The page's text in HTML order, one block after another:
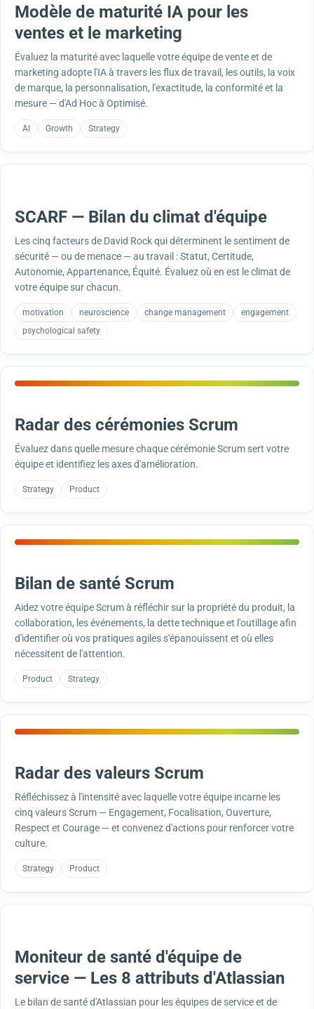
Modèle de maturité IA pour les
ventes et le marketing
Évaluez la maturité avec laquelle votre équipe de vente et de
marketing adopte l'IA à travers les flux de travail, les outils, la voix
de marque, la personnalisation, l'exactitude, la conformité et la
mesure — d'Ad Hoc à Optimisé.
AI Growth Strategy
SCARF — Bilan du climat d'équipe
Les cinq facteurs de David Rock qui déterminent le sentiment de
sécurité — ou de menace — au travail : Statut, Certitude,
Autonomie, Appartenance, Équité. Évaluez où en est le climat de
votre équipe sur chacun.
motivation neuroscience change management
engagement
psychological safety
Radar des cérémonies Scrum
Évaluez dans quelle mesure chaque cérémonie Scrum sert votre
équipe et identifiez les axes d'amélioration.
Strategy Product
Bilan de santé Scrum
Aidez votre équipe Scrum à réfléchir sur la propriété du produit, la
collaboration, les événements, la dette technique et l'outillage afin
d'identifier où vos pratiques agiles s'épanouissent et où elles
nécessitent de l'attention.
Product Strategy
Radar des valeurs Scrum
Réfléchissez à l'intensité avec laquelle votre équipe incarne les
cinq valeurs Scrum — Engagement, Focalisation, Ouverture,
Respect et Courage — et convenez d'actions pour renforcer votre
culture.
Strategy Product
Moniteur de santé d'équipe de
service — Les 8 attributs d'Atlassian
Le bilan de santé d'Atlassian pour les équipes de service et de